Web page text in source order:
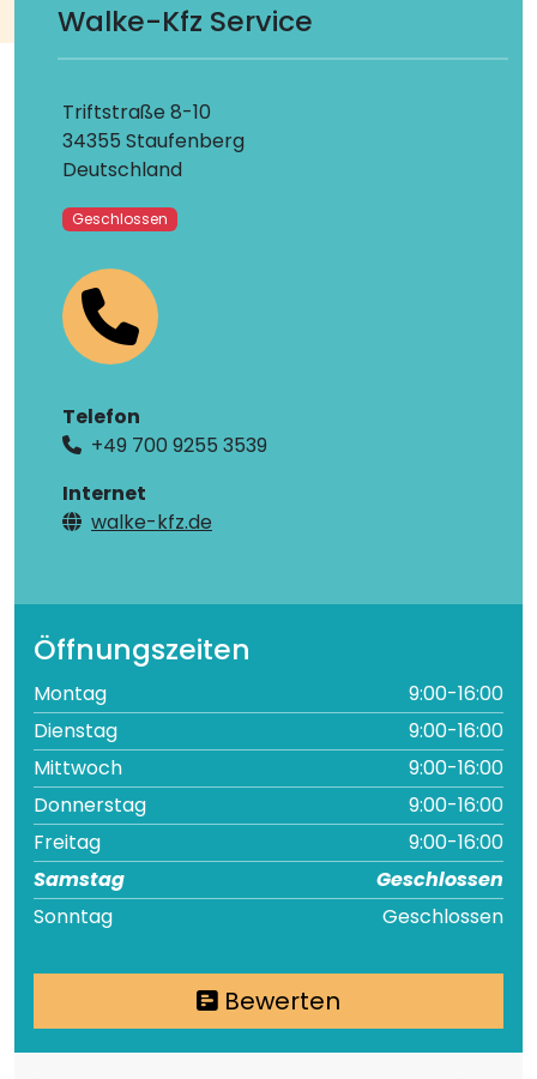
Walke-Kfz Service
Triftstraße 8-10
34355 Staufenberg
Deutschland
Geschlossen
Telefon
+49 700 9255 3539
Internet
walke-kfz.de
Öffnungszeiten
Montag
9:00-16:00
Dienstag
9:00-16:00
Mittwoch
9:00-16:00
Donnerstag
9:00-16:00
Freitag
9:00-16:00
Samstag
Geschlossen
Sonntag
Geschlossen
Bewerten